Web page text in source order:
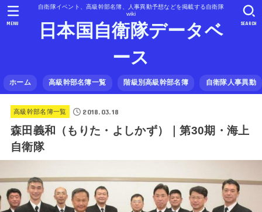
自衛隊イベント、高級幹部名簿、人事異動予想などを掲載する自衛隊
wiki
日本国自衛隊データベ
ース
ホーム 高級幹部名簿一覧 階級別高級幹部名簿 自衛隊人事異動
SEARCH
MENU
高級幹部名簿一覧 2018.03.18
森田義和（もりた・よしかず）｜第30期・海上
自衛隊